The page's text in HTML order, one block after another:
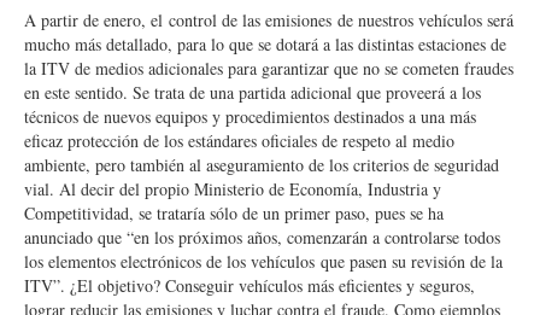
A partir de enero, el control de las emisiones de nuestros vehículos será
mucho más detallado, para lo que se dotará a las distintas estaciones de
la ITV de medios adicionales para garantizar que no se cometen fraudes
en este sentido. Se trata de una partida adicional que proveerá a los
técnicos de nuevos equipos y procedimientos destinados a una más
eficaz protección de los estándares oficiales de respeto al medio
ambiente, pero también al aseguramiento de los criterios de seguridad
vial. Al decir del propio Ministerio de Economía, Industria y
Competitividad, se trataría sólo de un primer paso, pues se ha
anunciado que “en los próximos años, comenzarán a controlarse todos
los elementos electrónicos de los vehículos que pasen su revisión de la
ITV”. ¿El objetivo? Conseguir vehículos más eficientes y seguros,
lograr reducir las emisiones y luchar contra el fraude. Como ejemplos